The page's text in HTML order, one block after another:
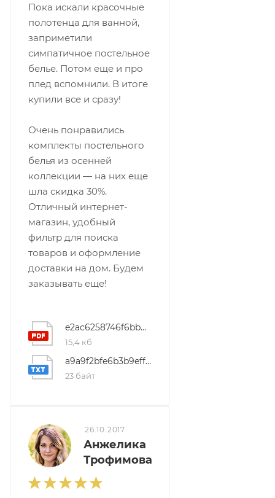
Пока искали красочные
полотенца для ванной,
заприметили
симпатичное постельное
белье. Потом еще и про
плед вспомнили. В итоге
купили все и сразу!
Очень понравились
комплекты постельного
белья из осенней
коллекции — на них еще
шла скидка 30%.
Отличный интернет-
магазин, удобный
фильтр для поиска
товаров и оформление
доставки на дом. Будем
заказывать еще!
e2ac6258746f6bb8b9cc78b77cf9d3e7
15,4 кб
a9a9f2bfe6b3b9eff61ed974668d7f0e
23 байт
26.10.2017
Анжелика
Трофимова